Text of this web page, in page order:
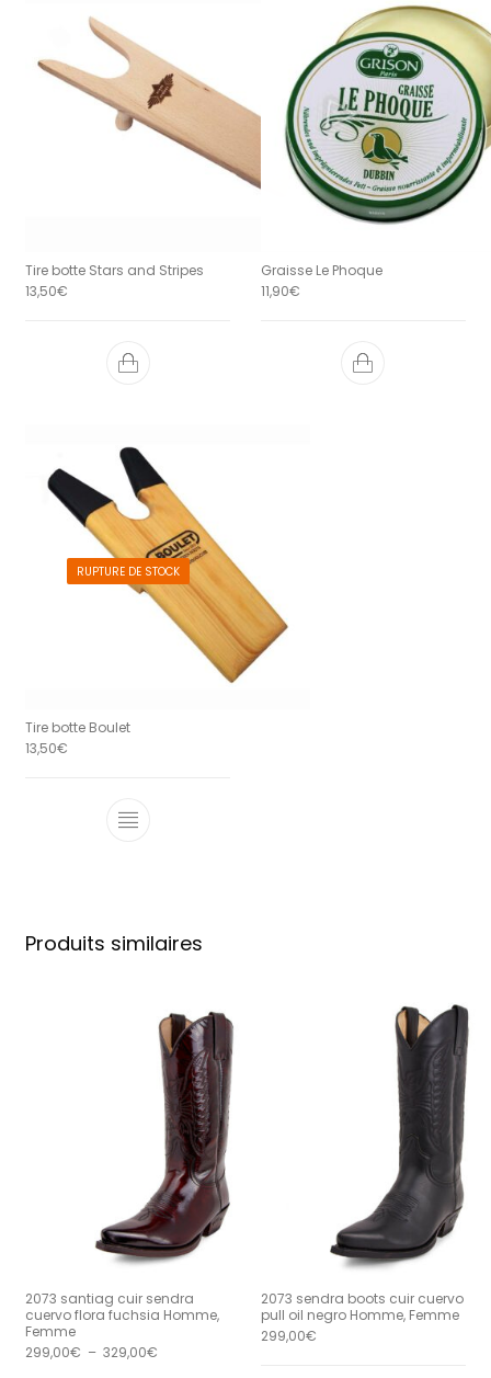
Tire botte Stars and Stripes
13,50€
Graisse Le Phoque
11,90€
RUPTURE DE STOCK
Tire botte Boulet
13,50€
Produits similaires
2073 santiag cuir sendra
cuervo flora fuchsia Homme,
Femme
299,00€ – 329,00€Plage de prix : 299,00€ à 329,00€
2073 sendra boots cuir cuervo
pull oil negro Homme, Femme
299,00€